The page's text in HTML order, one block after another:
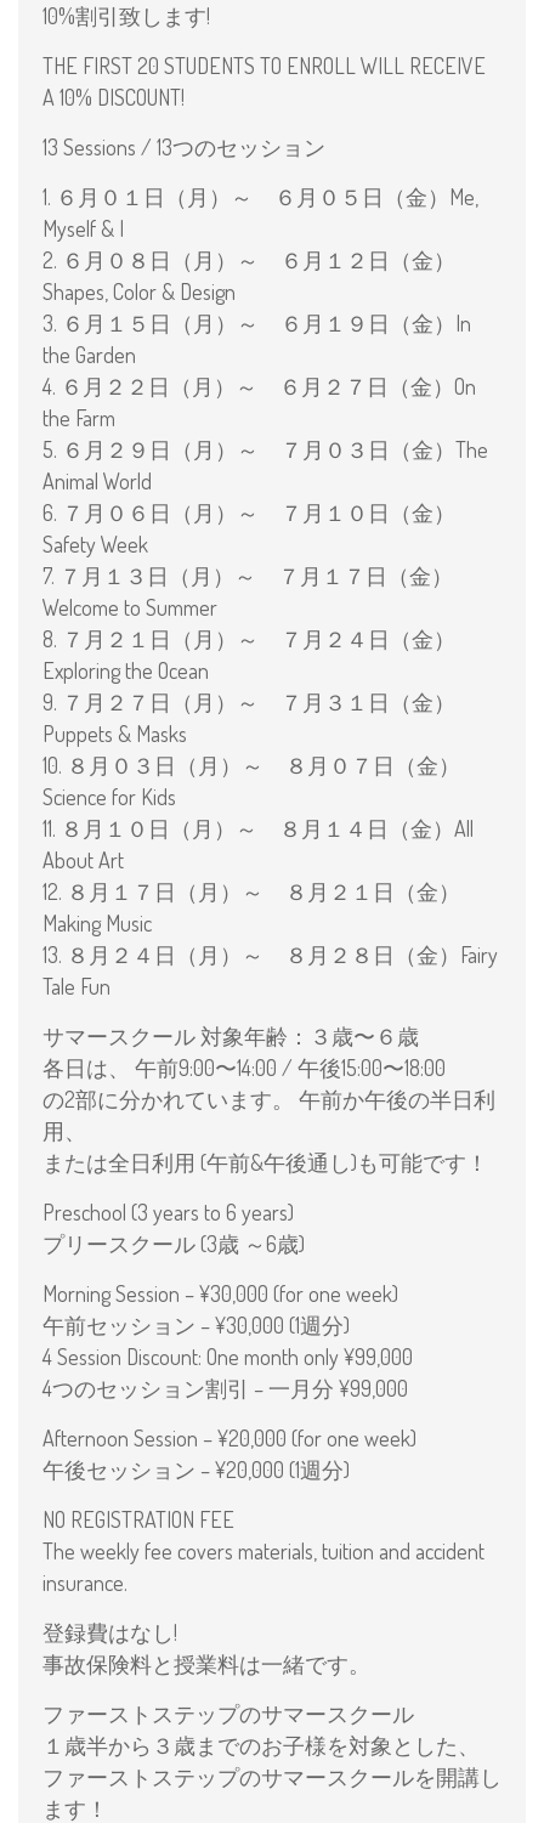
10%割引致します!
THE FIRST 20 STUDENTS TO ENROLL WILL RECEIVE
A 10% DISCOUNT!
13 Sessions / 13つのセッション
1. ６月０１日（月）～ ６月０５日（金）Me,
Myself & I
2. ６月０８日（月）～ ６月１２日（金）
Shapes, Color & Design
3. ６月１５日（月）～ ６月１９日（金）In
the Garden
4. ６月２２日（月）～ ６月２７日（金）On
the Farm
5. ６月２９日（月）～ ７月０３日（金）The
Animal World
6. ７月０６日（月）～ ７月１０日（金）
Safety Week
7. ７月１３日（月）～ ７月１７日（金）
Welcome to Summer
8. ７月２１日（月）～ ７月２４日（金）
Exploring the Ocean
9. ７月２７日（月）～ ７月３１日（金）
Puppets & Masks
10. ８月０３日（月）～ ８月０７日（金）
Science for Kids
11. ８月１０日（月）～ ８月１４日（金）All
About Art
12. ８月１７日（月）～ ８月２１日（金）
Making Music
13. ８月２４日（月）～ ８月２８日（金）Fairy
Tale Fun
サマースクール 対象年齢：３歳〜６歳
各日は、 午前9:00〜14:00 / 午後15:00〜18:00
の2部に分かれています。 午前か午後の半日利
用、
または全日利用 (午前&午後通し)も可能です！
Preschool (3 years to 6 years)
プリースクール (3歳 ～6歳)
Morning Session – ¥30,000 (for one week)
午前セッション – ¥30,000 (1週分)
4 Session Discount: One month only ¥99,000
4つのセッション割引 – 一月分 ¥99,000
Afternoon Session – ¥20,000 (for one week)
午後セッション – ¥20,000 (1週分)
NO REGISTRATION FEE
The weekly fee covers materials, tuition and accident
insurance.
登録費はなし!
事故保険料と授業料は一緒です。
ファーストステップのサマースクール
１歳半から３歳までのお子様を対象とした、
ファーストステップのサマースクールを開講し
ます！